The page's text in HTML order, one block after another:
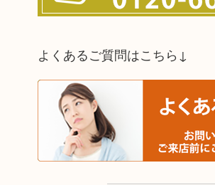
よくあるご質問はこちら↓